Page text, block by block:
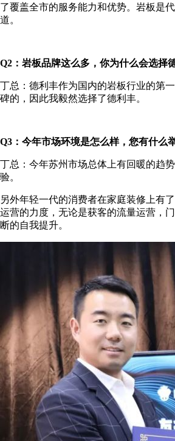
了覆盖全市的服务能力和优势。岩板是
道。
Q2：岩板品牌这么多，你为什么会选择
丁总：德利丰作为国内的岩板行业的第
碑的，因此我毅然选择了德利丰。
Q3：今年市场环境是怎么样，您有什么
丁总：今年苏州市场总体上有回暖的趋
验。
另外年轻一代的消费者在家庭装修上有
运营的力度，无论是获客的流量运营，
断的自我提升。